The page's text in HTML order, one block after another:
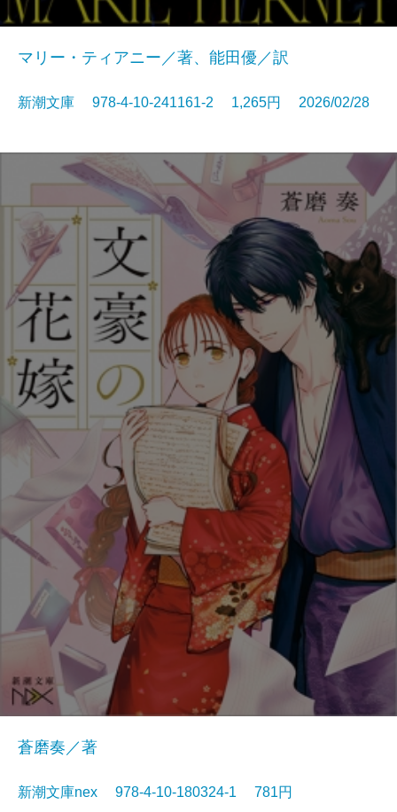
マリー・ティアニー／著、能田優／訳
新潮文庫 978-4-10-241161-2 1,265円 2026/02/28
蒼磨奏／著
新潮文庫nex 978-4-10-180324-1 781円